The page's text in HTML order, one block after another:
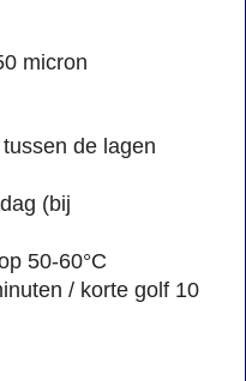
micron
de lagen
(bij
50-60°C
/ korte golf 10